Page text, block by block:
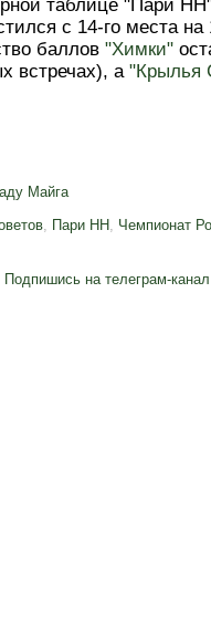
таблице "Пари
с 14-го места
баллов "Химки"
встречах), а "Крылья
Майга
, Пари НН , Чемпионат
Подпишись на телеграм-